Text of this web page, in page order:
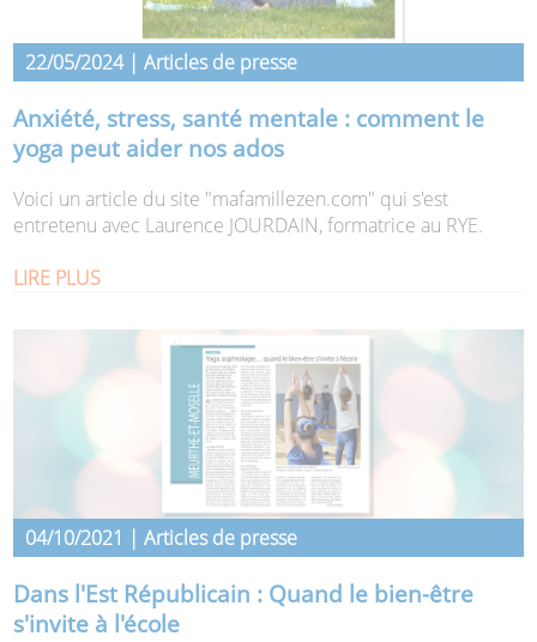
22/05/2024 | Articles de presse
Anxiété, stress, santé mentale : comment le
yoga peut aider nos ados
Voici un article du site "mafamillezen.com" qui s'est
entretenu avec Laurence JOURDAIN, formatrice au RYE.
LIRE PLUS
04/10/2021 | Articles de presse
Dans l'Est Républicain : Quand le bien-être
s'invite à l'école